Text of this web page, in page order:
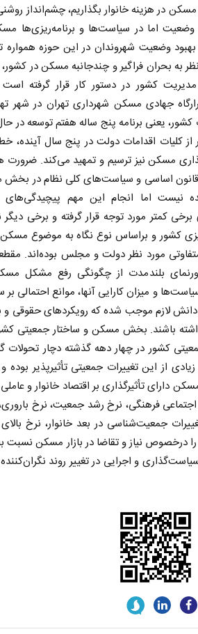
در هزینه خانوار بگذاریم، چشم‌انداز
وضعیت اما در سیاست‌ها و برنامه‌ریزی‌ها
وضعیت شهروندان در این حوزه همواره
به بحران فراگیر و چندجانبه مسکن در کشور،
کشور در دستور کار قرار گرفته است
جهادی مسکن شهرداری تهران در شهر
یعنی برنامه پنج ساله هفتم توسعه در
اقدامات دولت در پنج سال آینده،
مسکن نیز ترسیم و تمهید می‌کند.
اساسی و سیاست‌های کلی نظام در
نیست اما انجام این مهم پیچیدگی‌های
کمتر مورد توجه قرار گرفته و برخی دیگر
کشور و براساس نوع نگاه به موضوع
مورد نظر دولت و مجلس بوده‌اند.
بلندمدت از چگونگی رفع مشکل
و میزان کارایی آنها، موانع احتمالی بر
دانش لازم موجب شده که رویکردهای حقوقی و
باشند. بخش مسکن و ساختار جمعیتی
کشور در چهار دهه گذشته دچار تحولات
از این تغییرات جمعیتی تأثیرپذیر بوده
دارای تأثیرگذاری بر اقتصاد خانوار و عاملی
فرهنگی، نرخ رشد جمعیت، نرخ
جمعیت‌شناسی در بعد خانوار، نرخ
درخصوص نیاز و تقاضا در بازار مسکن نسبت
و اجرایی در تغییر روند